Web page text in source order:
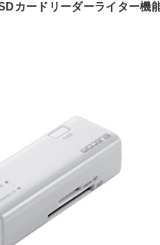
カードリーダーライター機